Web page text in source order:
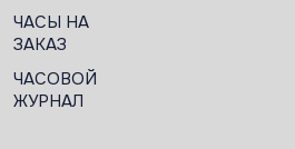
ЧАСЫ НА
ЗАКАЗ
ЧАСОВОЙ
ЖУРНАЛ